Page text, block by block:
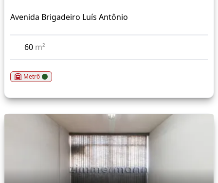
Avenida Brigadeiro Luís Antônio
60 m²
Metrô